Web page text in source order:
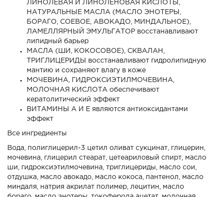
ЛИНОЛЕВАЯ И ЛИНОЛЕНОВАЯ КИСЛОТЫ,
НАТУРАЛЬНЫЕ МАСЛА (МАСЛО ЭНОТЕРЫ,
БОРАГО, СОЕВОЕ, АВОКАДО, МИНДАЛЬНОЕ),
ЛАМЕЛЛЯРНЫЙ ЭМУЛЬГАТОР восстанавливают
липидный барьер
МАСЛА (ШИ, КОКОСОВОЕ), СКВАЛАН,
ТРИГЛИЦЕРИДЫ
восстанавливают гидролипидную
мантию и сохраняют влагу в коже
МОЧЕВИНА, ГИДРОКСИЭТИЛМОЧЕВИНА,
МОЛОЧНАЯ КИСЛОТА обеспечивают
кератолитический эффект
ВИТАМИНЫ А И Е являются антиоксидантами
эффект
Все ингредиенты
Вода, полиглицерил-3 цетил оливат сукцинат, глицерин,
мочевина, глицерил стеарат, цетеариловый спирт, масло
ши, гидроксиэтилмочевина, триглицериды, масло сои,
отдушка, масло авокадо, масло кокоса, пантенол, масло
миндаля, натрия акрилат полимер, лецитин, масло